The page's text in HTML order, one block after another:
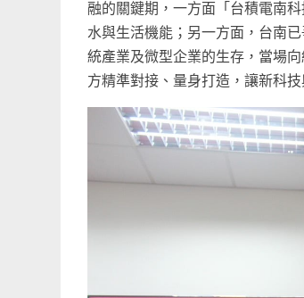
融的關鍵期，一方面「台積電南
水與生活機能；另一方面，台南
統產業及微型企業的生存，當場
方精準對接、量身打造，讓新科